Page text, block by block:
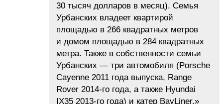
30 тысяч долларов в месяц). Семья
Урбанских владеет квартирой
площадью в 266 квадратных метров
и домом площадью в 284 квадратных
метра. Также в собственности семьи
Урбанских — три автомобиля (Porsche
Cayenne 2011 года выпуска, Range
Rover 2014-го года, а также Hyundai
IX35 2013-го года) и катер BayLiner.»